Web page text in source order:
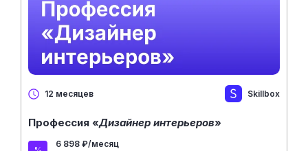
12 месяцев Skillbox
Профессия «Дизайнер интерьеров»
6 898 ₽/месяц